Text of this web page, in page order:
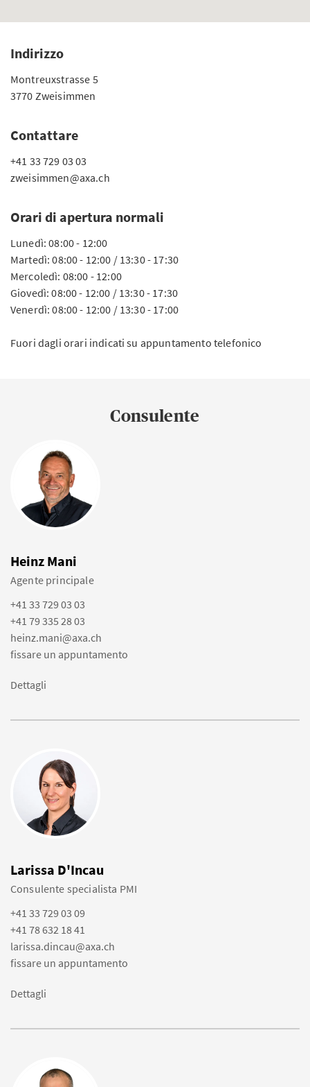
Indirizzo
Montreuxstrasse 5
3770 Zweisimmen
Contattare
+41 33 729 03 03
zweisimmen@axa.ch
Orari di apertura normali
Lunedì: 08:00 - 12:00
Martedì: 08:00 - 12:00 / 13:30 - 17:30
Mercoledì: 08:00 - 12:00
Giovedì: 08:00 - 12:00 / 13:30 - 17:30
Venerdì: 08:00 - 12:00 / 13:30 - 17:00
Fuori dagli orari indicati su appuntamento telefonico
Consulente
Heinz Mani
Agente principale
+41 33 729 03 03
+41 79 335 28 03
heinz.mani@axa.ch
fissare un appuntamento
Dettagli
Larissa D'Incau
Consulente specialista PMI
+41 33 729 03 09
+41 78 632 18 41
larissa.dincau@axa.ch
fissare un appuntamento
Dettagli